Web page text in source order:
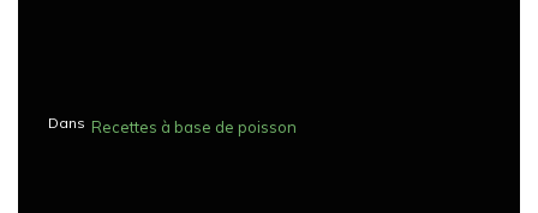
Dans Recettes à base de poisson